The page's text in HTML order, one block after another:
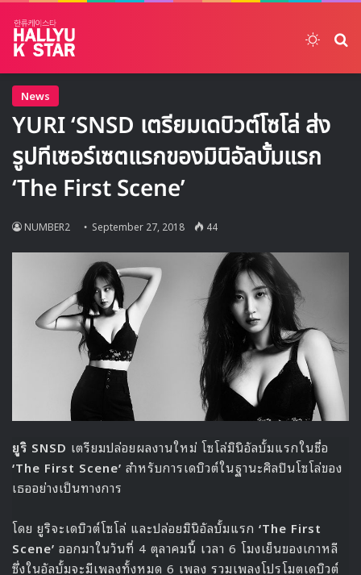
News
YURI ‘SNSD เตรียมเดบิวต์โซโล่ ส่ง
รูปทีเซอร์เซตแรกของมินิอัลบั้มแรก
‘The First Scene’
NUMBER2 September 27, 2018 44
ยูริ SNSD เตรียมปล่อยผลงานใหม่ โซโล่มินิอัลบั้มแรกในชื่อ
‘The First Scene’ สำหรับการเดบิวต์ในฐานะศิลปินโซโล่ของ
เธออย่างเป็นทางการ
โดย ยูริจะเดบิวต์โซโล่ และปล่อยมินิอัลบั้มแรก ‘The First
Scene’ ออกมาในวันที่ 4 ตุลาคมนี้ เวลา 6 โมงเย็นของเกาหลี
ซึ่งในอัลบั้มจะมีเพลงทั้งหมด 6 เพลง รวมเพลงโปรโมตเดบิวต์